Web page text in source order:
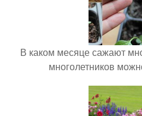
В каком месяце сажают
многолетников